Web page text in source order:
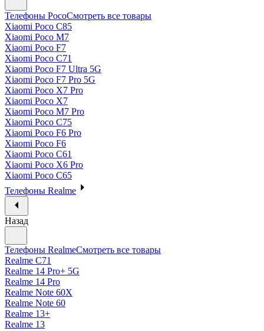
Телефоны PocoСмотреть все товары
Xiaomi Poco C85
Xiaomi Poco M7
Xiaomi Poco F7
Xiaomi Poco C71
Xiaomi Poco F7 Ultra 5G
Xiaomi Poco F7 Pro 5G
Xiaomi Poco X7 Pro
Xiaomi Poco X7
Xiaomi Poco M7 Pro
Xiaomi Poco C75
Xiaomi Poco F6 Pro
Xiaomi Poco F6
Xiaomi Poco C61
Xiaomi Poco X6 Pro
Xiaomi Poco C65
Телефоны Realme
Назад
Телефоны RealmeСмотреть все товары
Realme C71
Realme 14 Pro+ 5G
Realme 14 Pro
Realme Note 60X
Realme Note 60
Realme 13+
Realme 13